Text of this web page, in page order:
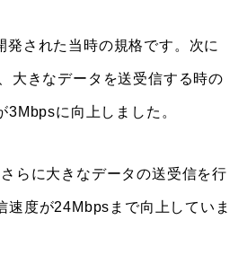
された当時の規格です。次に
大きなデータを送受信する時の
3Mbpsに向上しました。
らに大きなデータの送受信を行
速度が24Mbpsまで向上していま